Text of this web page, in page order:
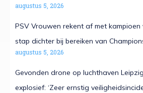
augustus 5, 2026
PSV Vrouwen rekent af met kampioen
stap dichter bij bereiken van
augustus 5, 2026
Gevonden drone op luchthaven
explosief: ‘Zeer ernstig